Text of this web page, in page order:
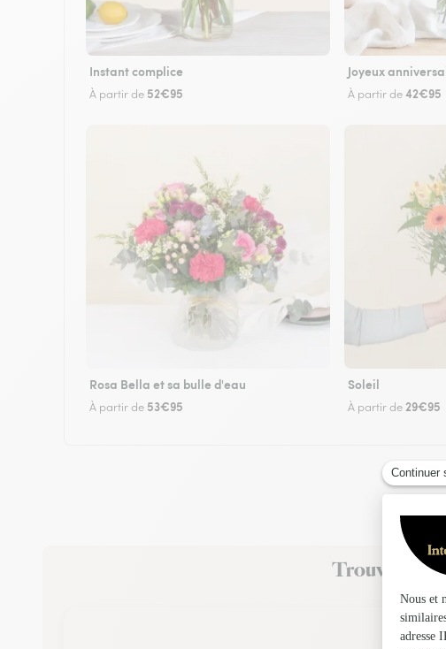
Instant complice
À partir de 52€95
Joyeux
À partir de42€95
Rosa Bella et sa bulle d'eau
À partir de 53€95
Soleil
À partir de 29€95
Trouvez un